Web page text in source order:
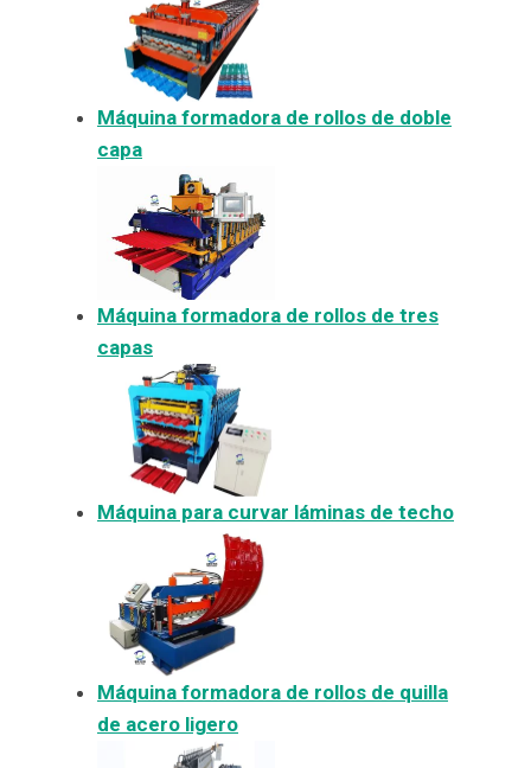
Máquina formadora de rollos de doble
capa
Máquina formadora de rollos de tres
capas
Máquina para curvar láminas de techo
Máquina formadora de rollos de quilla
de acero ligero